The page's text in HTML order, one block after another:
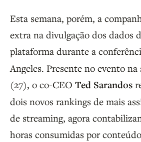
Esta semana, porém, a
extra na divulgação dos dados
plataforma durante a
Angeles. Presente no evento
(27), o co-CEO Ted Sarandos
dois novos rankings de mais
de streaming, agora
horas consumidas por